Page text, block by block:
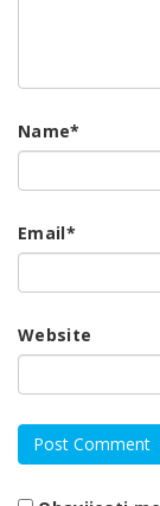
Name*
Email*
Website